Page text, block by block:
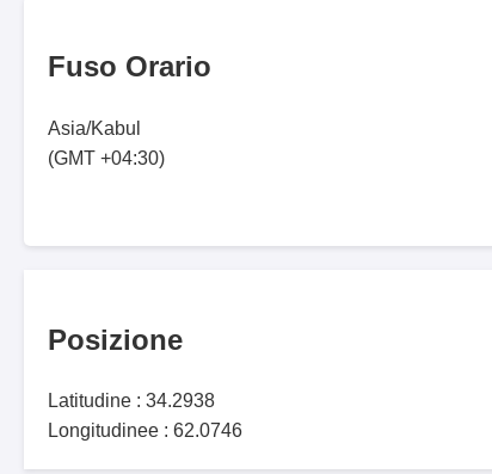
Fuso Orario
Asia/Kabul
(GMT +04:30)
Posizione
Latitudine : 34.2938
Longitudinee : 62.0746